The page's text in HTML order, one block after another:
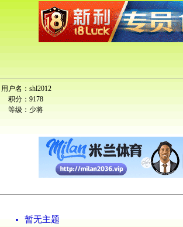
用户名： shl2012
积分： 9178
等级： 少将
暂无主题